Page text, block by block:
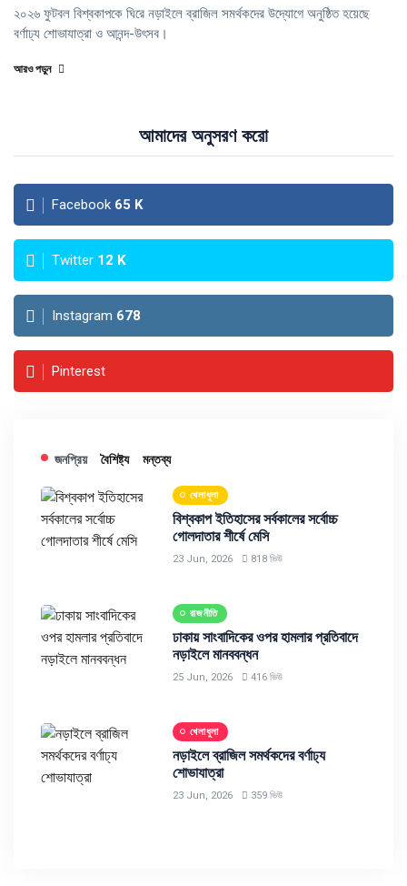
২০২৬ ফুটবল বিশ্বকাপকে ঘিরে নড়াইলে ব্রাজিল সমর্থকদের উদ্যোগে অনুষ্ঠিত হয়েছে
বর্ণাঢ্য শোভাযাত্রা ও আনন্দ-উৎসব।
আরও পড়ুন
আমাদের অনুসরণ করো
Facebook 65 K
Twitter 12 K
Instagram 678
Pinterest
জনপ্রিয় বৈশিষ্ট্য মন্তব্য
খেলাধুলা
বিশ্বকাপ ইতিহাসের সর্বকালের সর্বোচ্চ
গোলদাতার শীর্ষে মেসি
23 Jun, 2026 818 ভিউ
রাজনীতি
ঢাকায় সাংবাদিকের ওপর হামলার প্রতিবাদে
নড়াইলে মানববন্ধন
25 Jun, 2026 416 ভিউ
খেলাধুলা
নড়াইলে ব্রাজিল সমর্থকদের বর্ণাঢ্য
শোভাযাত্রা
23 Jun, 2026 359 ভিউ